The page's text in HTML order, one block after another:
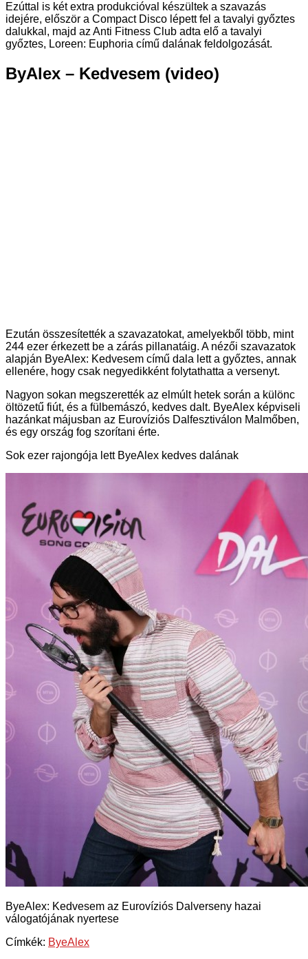
Ezúttal is két extra produkcióval készültek a szavazás
idejére, először a Compact Disco lépett fel a tavalyi győztes
dalukkal, majd az Anti Fitness Club adta elő a tavalyi
győztes, Loreen: Euphoria című dalának feldolgozását.
ByAlex – Kedvesem (video)
Ezután összesítették a szavazatokat, amelyekből több, mint
244 ezer érkezett be a zárás pillanatáig. A nézői szavazatok
alapján ByeAlex: Kedvesem című dala lett a győztes, annak
ellenére, hogy csak negyedikként folytathatta a versenyt.
Nagyon sokan megszerették az elmúlt hetek során a különc
öltözetű fiút, és a fülbemászó, kedves dalt. ByeAlex képviseli
hazánkat májusban az Eurovíziós Dalfesztiválon Malmőben,
és egy ország fog szorítani érte.
Sok ezer rajongója lett ByeAlex kedves dalának
ByeAlex: Kedvesem az Eurovíziós Dalverseny hazai
válogatójának nyertese
Címkék: ByeAlex